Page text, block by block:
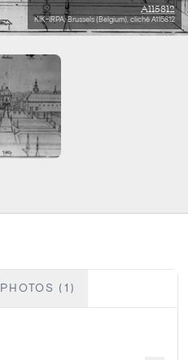
A115812
KIK-IRPA, Brussels (Belgium), cliché A115812
PHOTOS (1)